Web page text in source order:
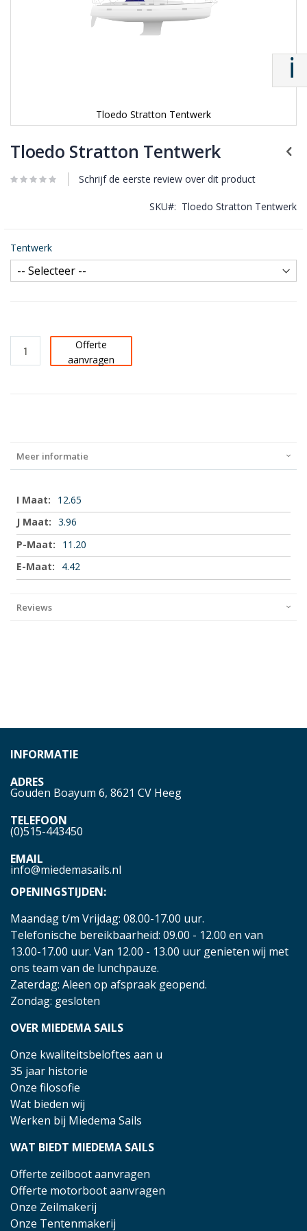
Tloedo Stratton Tentwerk
Tloedo Stratton Tentwerk
Schrijf de eerste review over dit product
SKU Tloedo Stratton Tentwerk
Tentwerk
Offerte
aanvragen
Meer informatie
Meer
informatie
12.65
3.96
11.20
4.42
Reviews
INFORMATIE
ADRES
Gouden Boayum 6, 8621 CV Heeg
TELEFOON
(0)515-443450
EMAIL
info@miedemasails.nl
OPENINGSTIJDEN:
Maandag t/m Vrijdag: 08.00-17.00 uur.
Telefonische bereikbaarheid: 09.00 - 12.00 en van
13.00-17.00 uur. Van 12.00 - 13.00 uur genieten wij met
ons team van de lunchpauze.
Zaterdag: Aleen op afspraak geopend.
Zondag: gesloten
OVER MIEDEMA SAILS
Onze kwaliteitsbeloftes aan u
35 jaar historie
Onze filosofie
Wat bieden wij
Werken bij Miedema Sails
WAT BIEDT MIEDEMA SAILS
Offerte zeilboot aanvragen
Offerte motorboot aanvragen
Onze Zeilmakerij
Onze Tentenmakerij